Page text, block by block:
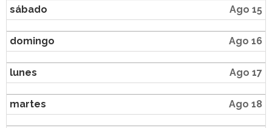
sábado Ago 15
domingo Ago 16
lunes Ago 17
martes Ago 18